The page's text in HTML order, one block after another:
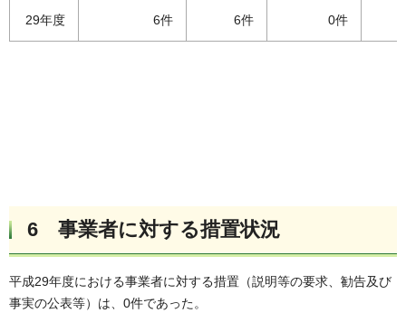
29年度 6件 6件 0件
6 事業者に対する措置状況
平成29年度における事業者に対する措置（説明等の要求、勧告及び
事実の公表等）は、0件であった。